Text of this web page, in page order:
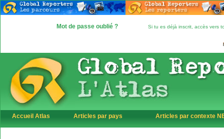
Mot de passe oublié ? Si tu es déjà inscrit, accès vers
Accueil Atlas Articles par pays Articles par contexte